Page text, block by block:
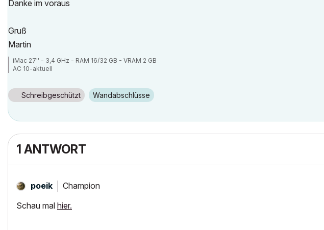
Danke im voraus
Gruß
Martin
iMac 27'' - 3,4 GHz - RAM 16/32 GB - VRAM 2 GB
AC 10-aktuell
Schreibgeschützt Wandabschlüsse
1 ANTWORT
poeik Champion
Schau mal hier.